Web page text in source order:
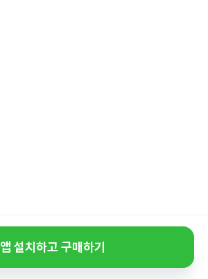
앱 설치하고 구매하기